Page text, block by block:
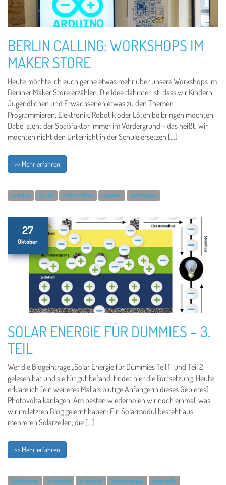
BERLIN CALLING: WORKSHOPS IM
MAKER STORE
Heute möchte ich euch gerne etwas mehr über unsere Workshops im
Berliner Maker Store erzählen. Die Idee dahinter ist, dass wir Kindern,
Jugendlichen und Erwachsenen etwas zu den Themen
Programmieren, Elektronik, Robotik oder Löten beibringen möchten.
Dabei steht der Spaßfaktor immer im Vordergrund – das heißt, wir
möchten nicht den Unterricht in der Schule ersetzen […]
>> Mehr erfahren
arduino berlin maker store roboter workshops
27
Oktober
SOLAR ENERGIE FÜR DUMMIES – 3.
TEIL
Wer die Blogeinträge „Solar Energie für Dummies Teil 1“ und Teil 2
gelesen hat und sie für gut befand, findet hier die Fortsetzung. Heute
erkläre ich (ein weiteres Mal als blutige Anfängerin dieses Gebietes)
Photovoltaikanlagen. Am besten wiederholen wir noch einmal, was
wir im letzten Blog gelernt haben: Ein Solarmodul besteht aus
mehreren Solarzellen, die […]
>> Mehr erfahren
Elektronen n-Schicht p-Schicht Solarenergie solarzelle